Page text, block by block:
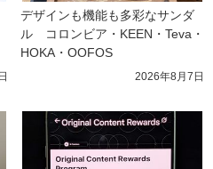
デザインも機能も多彩なサンダ
ル　コロンビア・KEEN・Teva・
HOKA・OOFOS
2026年8月7日